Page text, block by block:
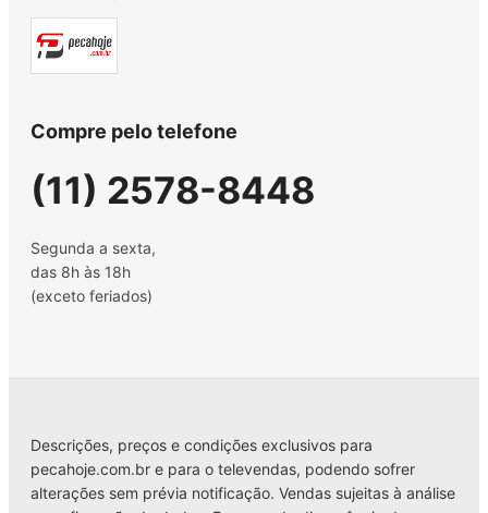
Compre pelo telefone
(11) 2578-8448
Segunda a sexta,
das 8h às 18h
(exceto feriados)
Descrições, preços e condições exclusivos para
pecahoje.com.br e para o televendas, podendo sofrer
alterações sem prévia notificação. Vendas sujeitas à análise